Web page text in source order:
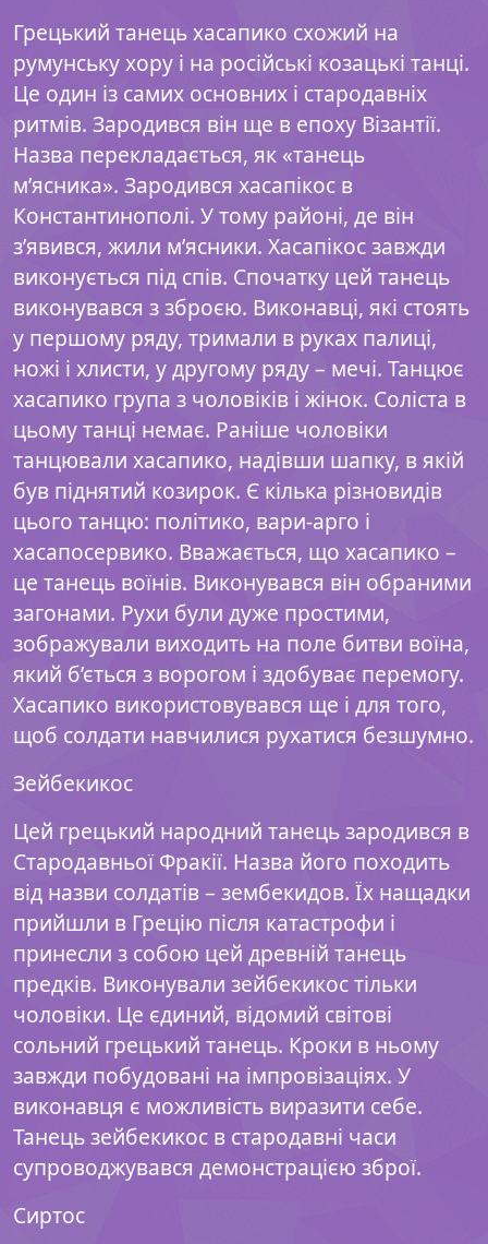
Грецький танець хасапико схожий на
румунську хору і на російські козацькі танці.
Це один із самих основних і стародавніх
ритмів. Зародився він ще в епоху Візантії.
Назва перекладається, як «танець
м’ясника». Зародився хасапікос в
Константинополі. У тому районі, де він
з’явився, жили м’ясники. Хасапікос завжди
виконується під спів. Спочатку цей танець
виконувався з зброєю. Виконавці, які стоять
у першому ряду, тримали в руках палиці,
ножі і хлисти, у другому ряду – мечі. Танцює
хасапико група з чоловіків і жінок. Соліста в
цьому танці немає. Раніше чоловіки
танцювали хасапико, надівши шапку, в якій
був піднятий козирок. Є кілька різновидів
цього танцю: політико, вари-арго і
хасапосервико. Вважається, що хасапико –
це танець воїнів. Виконувався він обраними
загонами. Рухи були дуже простими,
зображували виходить на поле битви воїна,
який б’ється з ворогом і здобуває перемогу.
Хасапико використовувався ще і для того,
щоб солдати навчилися рухатися безшумно.
Зейбекикос
Цей грецький народний танець зародився в
Стародавньої Фракії. Назва його походить
від назви солдатів – зембекидов. Їх нащадки
прийшли в Грецію після катастрофи і
принесли з собою цей древній танець
предків. Виконували зейбекикос тільки
чоловіки. Це єдиний, відомий світові
сольний грецький танець. Кроки в ньому
завжди побудовані на імпровізаціях. У
виконавця є можливість виразити себе.
Танець зейбекикос в стародавні часи
супроводжувався демонстрацією зброї.
Сиртос